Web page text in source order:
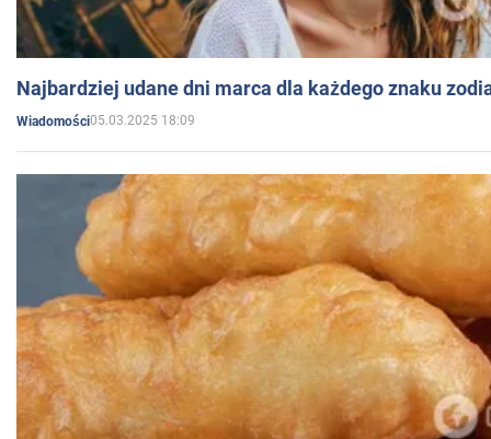
Najbardziej udane dni marca dla każdego znaku
Wiadomości05.03.2025 18:09